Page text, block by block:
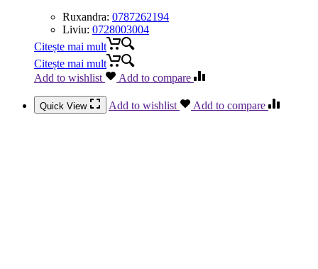
Ruxandra: 0787262194
Liviu: 0728003004
Citește mai mult
Citește mai mult
Add to wishlist
Add to compare
Quick View Add to wishlist Add to compare